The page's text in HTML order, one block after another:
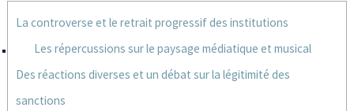
La controverse et le retrait progressif des institutions
Les répercussions sur le paysage médiatique et musical
Des réactions diverses et un débat sur la légitimité des
sanctions